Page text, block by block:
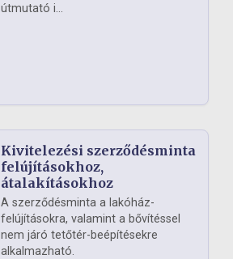
útmutató i...
Kivitelezési szerződésminta
felújításokhoz,
átalakításokhoz
A szerződésminta a lakóház-
felújításokra, valamint a bővítéssel
nem járó tetőtér-beépítésekre
alkalmazható.